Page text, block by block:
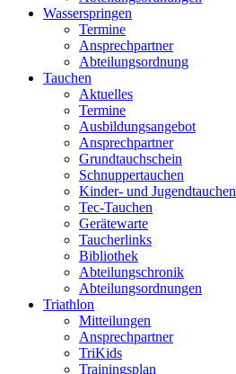
Wasserspringen
Termine
Ansprechpartner
Abteilungsordnung
Tauchen
Aktuelles
Termine
Ausbildungsangebot
Ansprechpartner
Grundtauchschein
Schnuppertauchen
Kinder- und Jugendtauchen
Tec-Tauchen
Gerätewarte
Taucherlinks
Bibliothek
Abteilungschronik
Abteilungsordnungen
Triathlon
Mitteilungen
Ansprechpartner
TriKids
Trainingsplan